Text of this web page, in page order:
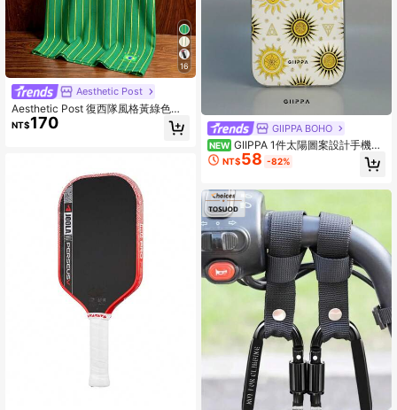
16
Aesthetic Post
Aesthetic Post 復西隊風格黃綠色垂
直條紋拼色足球短袖上衣，美國 BRA
SIL #10 印花圓領 T 恤，男女款圖案
NT$170 GIIPPA BOHO
NEW GIIPPA 1件太陽圖案設計手機
殼，相容於Phone 17 Pro Max、16 P
ro Max、15 Pro Max、14 Pro Max，
12/13/14/15/16 Pro Max Plus，男女
皆宜的優雅設計，送給女友的完美禮
物，適合聖誕節、情人節、復活節、
婚禮季和生日！
NT$58 -82%